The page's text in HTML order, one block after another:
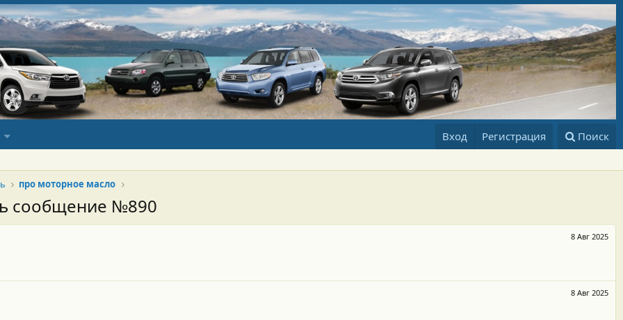
Вход Регистрация Поиск
про моторное масло
сообщение №890
8 Авг 2025
8 Авг 2025